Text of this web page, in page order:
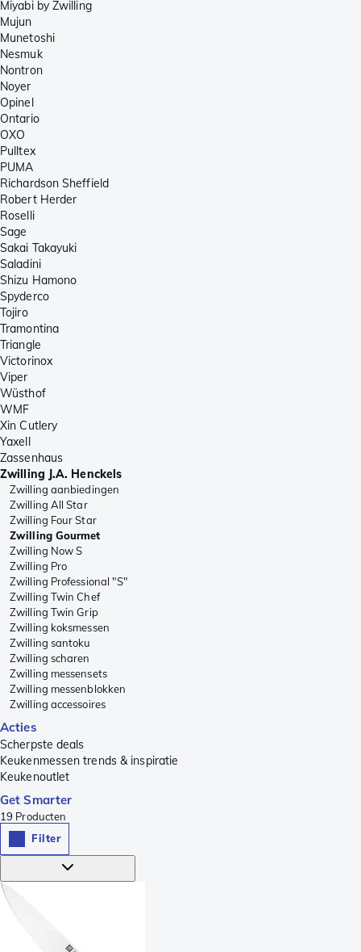
Miyabi by Zwilling
Mujun
Munetoshi
Nesmuk
Nontron
Noyer
Opinel
Ontario
OXO
Pulltex
PUMA
Richardson Sheffield
Robert Herder
Roselli
Sage
Sakai Takayuki
Saladini
Shizu Hamono
Spyderco
Tojiro
Tramontina
Triangle
Victorinox
Viper
Wüsthof
WMF
Xin Cutlery
Yaxell
Zassenhaus
Zwilling J.A. Henckels
Zwilling aanbiedingen
Zwilling All Star
Zwilling Four Star
Zwilling Gourmet
Zwilling Now S
Zwilling Pro
Zwilling Professional "S"
Zwilling Twin Chef
Zwilling Twin Grip
Zwilling koksmessen
Zwilling santoku
Zwilling scharen
Zwilling messensets
Zwilling messenblokken
Zwilling accessoires
Acties
Scherpste deals
Keukenmessen trends & inspiratie
Keukenoutlet
Get Smarter
19 Producten
Filter